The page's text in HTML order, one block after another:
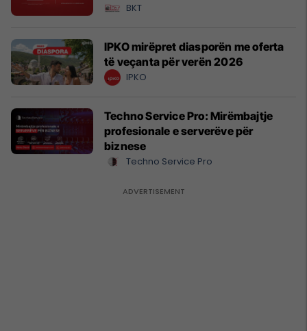
BKT
IPKO mirëpret diasporën me oferta
të veçanta për verën 2026
IPKO
Techno Service Pro: Mirëmbajtje
profesionale e serverëve për
biznese
Techno Service Pro